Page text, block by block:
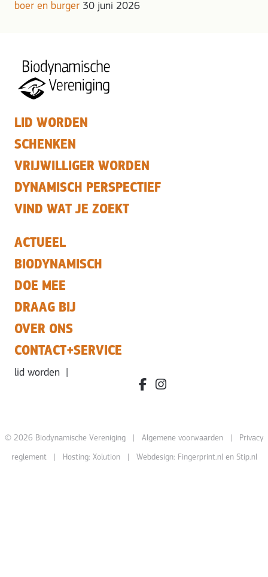
boer en burger 30 juni 2026
LID WORDEN
SCHENKEN
VRIJWILLIGER WORDEN
DYNAMISCH PERSPECTIEF
VIND WAT JE ZOEKT
ACTUEEL
BIODYNAMISCH
DOE MEE
DRAAG BIJ
OVER ONS
CONTACT+SERVICE
lid worden
facebook.com/bdvereniging/
instagram.com/
© 2026 Biodynamische Vereniging | Algemene voorwaarden| Privacy
reglement| Hosting: Xolution| Webdesign: Fingerprint.nlen Stip.nl